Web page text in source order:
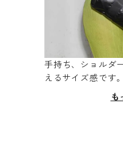
手持ち、ショルダ
えるサイズ感です。
も